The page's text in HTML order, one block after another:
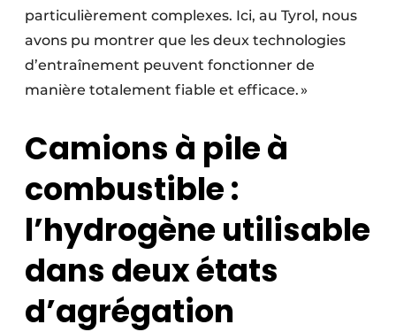
particulièrement complexes. Ici, au Tyrol, nous
avons pu montrer que les deux technologies
d’entraînement peuvent fonctionner de
manière totalement fiable et efficace. »
Camions à pile à
combustible :
l’hydrogène utilisable
dans deux états
d’agrégation